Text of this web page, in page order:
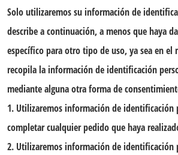
Solo utilizaremos su información de
describe a continuación, a menos que haya
específico para otro tipo de uso, ya sea en el
recopila la información de identificación
mediante alguna otra forma de
1. Utilizaremos información de identificación
completar cualquier pedido que haya
2. Utilizaremos información de identificación